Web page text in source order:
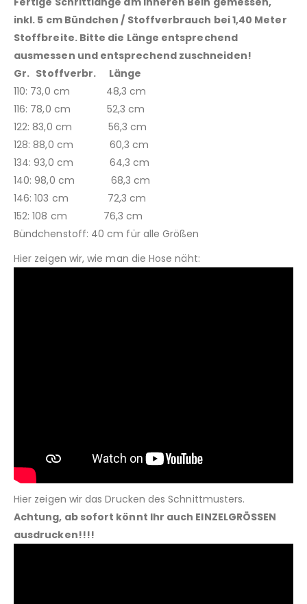
inkl. 5 cm Bündchen / Stoffverbrauch bei 1,40 Meter
Stoffbreite. Bitte die Länge entsprechend
ausmessen und entsprechend zuschneiden!
Gr. Stoffverbr. Länge
110: 73,0 cm 48,3 cm
116: 78,0 cm 52,3 cm
122: 83,0 cm 56,3 cm
128: 88,0 cm 60,3 cm
134: 93,0 cm 64,3 cm
140: 98,0 cm 68,3 cm
146: 103 cm 72,3 cm
152: 108 cm 76,3 cm
Bündchenstoff: 40 cm für alle Größen
Hier zeigen wir, wie man die Hose näht:
Hier zeigen wir das Drucken des Schnittmusters.
Achtung, ab sofort könnt Ihr auch EINZELGRÖSSEN
ausdrucken!!!!